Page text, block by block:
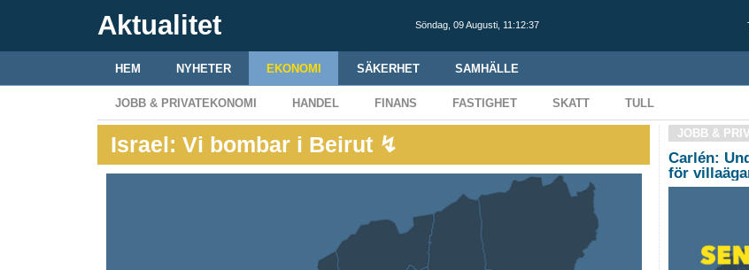
Aktualitet Söndag, 09 Augusti, 11:12:38
HEM NYHETER EKONOMI SÄKERHET SAMHÄLLE
JOBB & PRIVATEKONOMI HANDEL FINANS FASTIGHET SKATT TULL
Israel: Vi bombar i Beirut ↯ JOBB &
Carlén:
för